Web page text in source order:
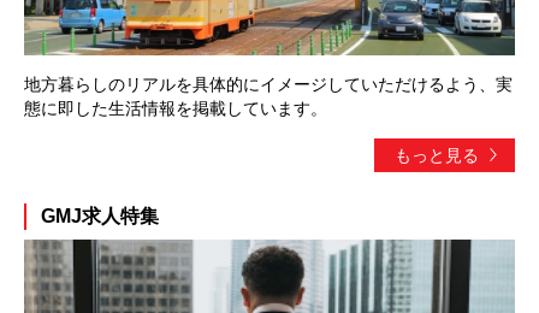
地方暮らしのリアルを具体的にイメージしていただけるよう、実
態に即した生活情報を掲載しています。
もっと見る
GMJ求人特集